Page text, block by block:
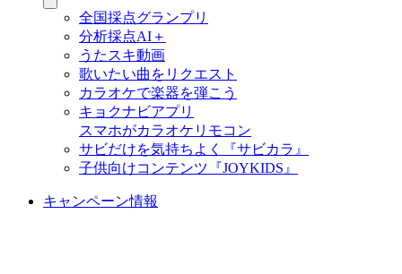
全国採点グランプリ
分析採点AI＋
うたスキ動画
歌いたい曲をリクエスト
カラオケで楽器を弾こう
キョクナビアプリ
スマホがカラオケリモコン
サビだけを気持ちよく『サビカラ』
子供向けコンテンツ『JOYKIDS』
キャンペーン情報